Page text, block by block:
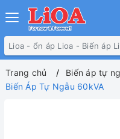
Trang chủ
Biến áp tự
Biến Áp Tự Ngẫu 60kVA